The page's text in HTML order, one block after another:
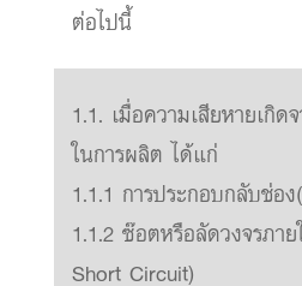
ต่อไปนี้
1.1. เมื่อความเสียหายเกิ
ในการผลิต ได้แก่
1.1.1 การประกอบกลับช่อ
1.1.2 ซ๊อตหรือลัดวงจรภา
Short Circuit)